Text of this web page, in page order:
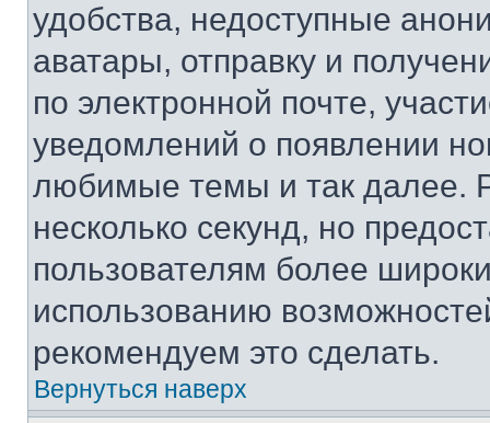
удобства, недоступные
аватары, отправку и
по электронной почте,
уведомлений о появлении
любимые темы и так далее.
несколько секунд, но
пользователям более
использованию
рекомендуем это сделать.
Вернуться наверх